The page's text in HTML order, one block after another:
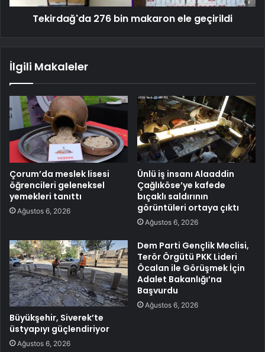
Tekirdağ'da 276 bin makaron ele geçirildi
İlgili Makaleler
Çorum’da meslek lisesi
öğrencileri geleneksel
yemekleri tanıttı
Ağustos 6, 2026
Ünlü iş insanı Alaaddin
Çağlıköse’ye kafede
bıçaklı saldırının
görüntüleri ortaya çıktı
Ağustos 6, 2026
Büyükşehir, Siverek’te
üstyapıyı güçlendiriyor
Ağustos 6, 2026
Dem Parti Gençlik Meclisi,
Terör Örgütü PKK Lideri
Öcalan ile Görüşmek İçin
Adalet Bakanlığı’na
Başvurdu
Ağustos 6, 2026